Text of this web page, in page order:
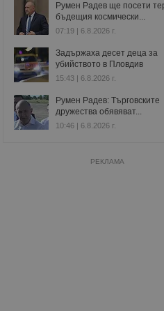
Румен Радев ще посети
бъдещия космически...
07:19 | 6.8.2026 г.
Задържаха десет деца за
убийството в Пловдив
15:43 | 6.8.2026 г.
Румен Радев: Търговските
дружества обявяват...
10:46 | 6.8.2026 г.
РЕКЛАМА